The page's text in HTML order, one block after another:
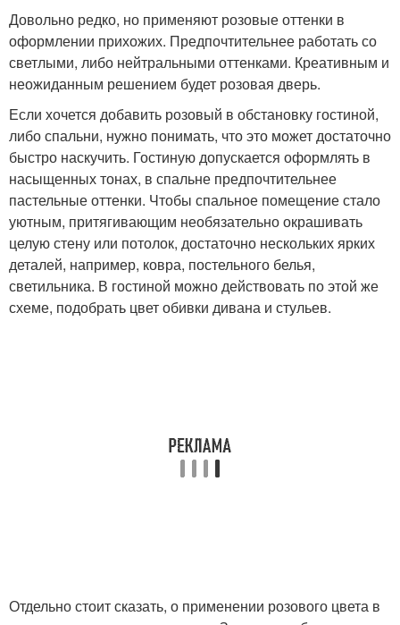
Довольно редко, но применяют розовые оттенки в
оформлении прихожих. Предпочтительнее работать со
светлыми, либо нейтральными оттенками. Креативным и
неожиданным решением будет розовая дверь.
Если хочется добавить розовый в обстановку гостиной,
либо спальни, нужно понимать, что это может достаточно
быстро наскучить. Гостиную допускается оформлять в
насыщенных тонах, в спальне предпочтительнее
пастельные оттенки. Чтобы спальное помещение стало
уютным, притягивающим необязательно окрашивать
целую стену или потолок, достаточно нескольких ярких
деталей, например, ковра, постельного белья,
светильника. В гостиной можно действовать по этой же
схеме, подобрать цвет обивки дивана и стульев.
Отдельно стоит сказать, о применении розового цвета в